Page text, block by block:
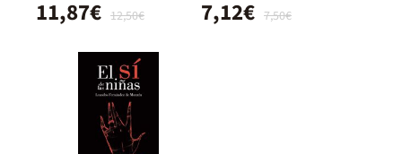
12,50€
11,87€ 7,50€
7,12€